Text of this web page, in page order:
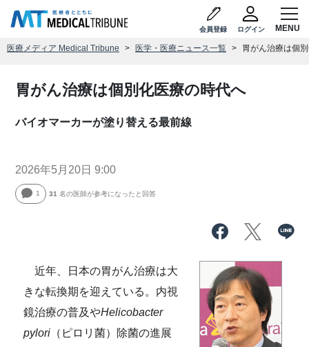
会員登録 ログイン
医療メディア Medical Tribune 医学・医療ニュース一覧 胃がん治療は個
胃がん治療は個別化医療の時代へ
バイオマーカーが塗り替える最前線
2026年5月20日 9:00
1 31 名の医師が参考になったと回答
近年、日本の胃がん治療は大
きな転換期を迎えている。内視
鏡治療の普及やHelicobacter
pylori （ピロリ菌）除菌の進展